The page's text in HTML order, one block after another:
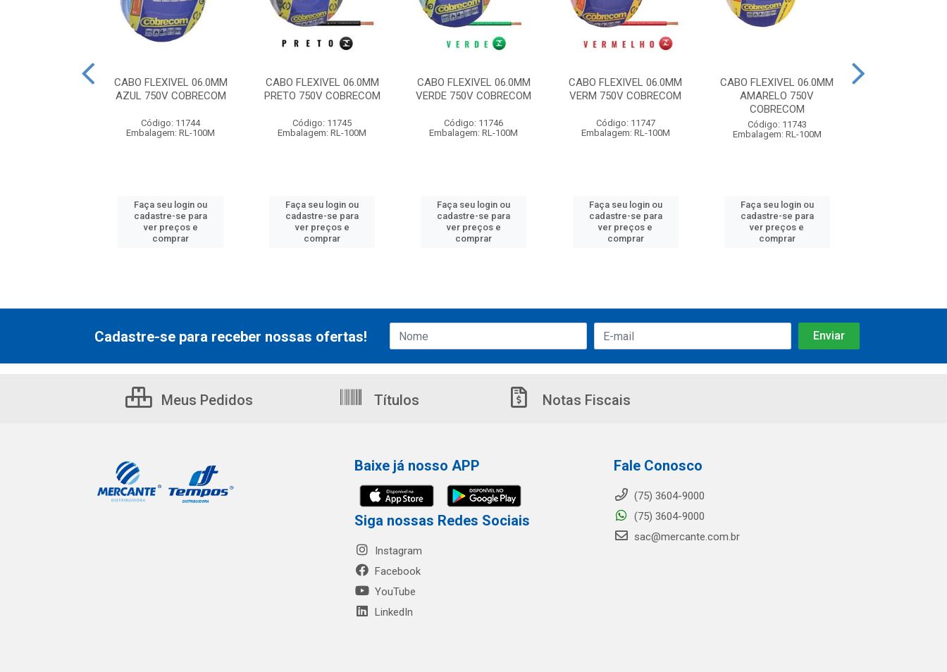
CABO FLEXIVEL 06.0MM
AZUL 750V COBRECOM
Código: 11744
Embalagem: RL-100M
Faça seu login ou
cadastre-se para
ver preços e
comprar
CABO FLEXIVEL 06.0MM
PRETO 750V COBRECOM
Código: 11745
Embalagem: RL-100M
Faça seu login ou
cadastre-se para
ver preços e
comprar
CABO FLEXIVEL 06.0MM
VERDE 750V COBRECOM
Código: 11746
Embalagem: RL-100M
Faça seu login ou
cadastre-se para
ver preços e
comprar
CABO FLEXIVEL 06.0MM
VERM 750V COBRECOM
Código: 11747
Embalagem: RL-100M
Faça seu login ou
cadastre-se para
ver preços e
comprar
CABO FLEXIVEL 06.0MM
AMARELO 750V
COBRECOM
Código: 11743
Embalagem: RL-100M
Faça seu login ou
cadastre-se para
ver preços e
comprar
Cadastre-se para receber nossas ofertas!
Meus Pedidos Títulos Notas Fiscais
Baixe já nosso APP
Siga nossas Redes Sociais
Instagram
Facebook
YouTube
LinkedIn
Fale Conosco
(75) 3604-9000
(75) 3604-9000
sac@mercante.com.br